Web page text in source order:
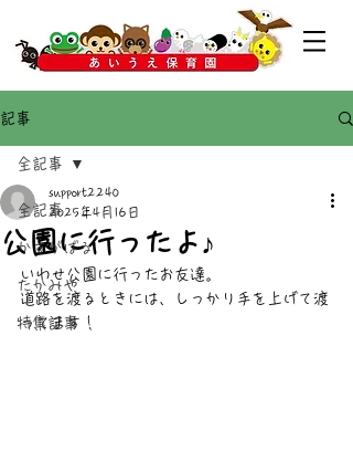
記事
全記事
かすがばる
たかみや
特集記事
全記事
公園に行ったよ♪
support2240
2025年4月16日
いわせ公園に行ったお友達。
道路を渡るときには、しっかり手を上げて渡
ってます！